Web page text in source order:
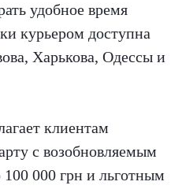
удобное время
курьером доступна
Харькова, Одессы и
клиентам
с возобновляемым
000 грн и льготным